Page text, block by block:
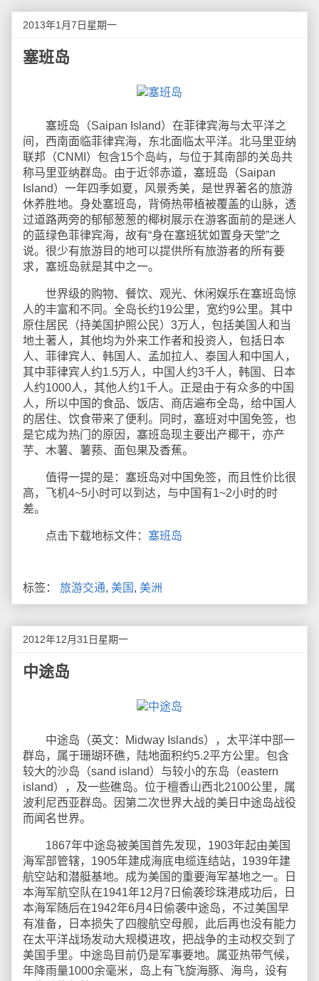
2013年1月7日星期一
塞班岛
塞班岛（Saipan Island）在菲律宾海与太平洋之
间，西南面临菲律宾海，东北面临太平洋。北马里亚纳
联邦（CNMI）包含15个岛屿，与位于其南部的关岛共
称马里亚纳群岛。由于近邻赤道，塞班岛（Saipan
Island）一年四季如夏，风景秀美，是世界著名的旅游
休养胜地。身处塞班岛，背倚热带植被覆盖的山脉，透
过道路两旁的郁郁葱葱的椰树展示在游客面前的是迷人
的蓝绿色菲律宾海，故有“身在塞班犹如置身天堂”之
说。很少有旅游目的地可以提供所有旅游者的所有要
求，塞班岛就是其中之一。
世界级的购物、餐饮、观光、休闲娱乐在塞班岛惊
人的丰富和不同。全岛长约19公里，宽约9公里。其中
原住居民（持美国护照公民）3万人，包括美国人和当
地土著人，其他均为外来工作者和投资人，包括日本
人、菲律宾人、韩国人、孟加拉人、泰国人和中国人，
其中菲律宾人约1.5万人，中国人约3千人，韩国、日本
人约1000人，其他人约1千人。正是由于有众多的中国
人，所以中国的食品、饭店、商店遍布全岛，给中国人
的居住、饮食带来了便利。同时，塞班对中国免签，也
是它成为热门的原因，塞班岛现主要出产椰干，亦产
芋、木薯、薯蓣、面包果及香蕉。
值得一提的是：塞班岛对中国免签，而且性价比很
高，飞机4~5小时可以到达，与中国有1~2小时的时
差。
点击下载地标文件： 塞班岛
标签： 旅游交通, 美国 , 美洲
2012年12月31日星期一
中途岛
中途岛（英文：Midway Islands），太平洋中部一
群岛，属于珊瑚环礁，陆地面积约5.2平方公里。包含
较大的沙岛（sand island）与较小的东岛（eastern
island），及一些礁岛。位于檀香山西北2100公里，属
波利尼西亚群岛。因第二次世界大战的美日中途岛战役
而闻名世界。
1867年中途岛被美国首先发现，1903年起由美国
海军部管辖，1905年建成海底电缆连结站，1939年建
航空站和潜艇基地。成为美国的重要海军基地之一。日
本海军航空队在1941年12月7日偷袭珍珠港成功后，日
本海军随后在1942年6月4日偷袭中途岛，不过美国早
有准备，日本损失了四艘航空母舰，此后再也没有能力
在太平洋战场发动大规模进攻，把战争的主动权交到了
美国手里。中途岛目前仍是军事要地。属亚热带气候，
年降雨量1000余毫米，岛上有飞旋海豚、海鸟，设有